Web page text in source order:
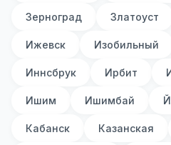
Зерноград Златоуст
Ижевск Изобильный
Иннсбрук Ирбит
Ишим Ишимбай
Кабанск Казанская